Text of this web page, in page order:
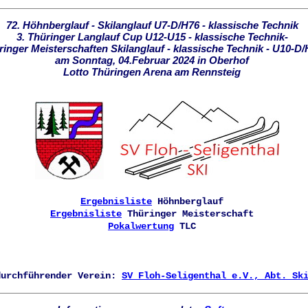
72. Höhnberglauf - Skilanglauf U7-D/H76 - klassische Technik
3. Thüringer Langlauf Cup U12-U15 - klassische Technik-
Meisterschaften Skilanglauf - klassische Technik - U10-D/
am Sonntag, 04.Februar 2024 in Oberhof
Lotto Thüringen Arena am Rennsteig
Ergebnisliste Höhnberglauf
Ergebnisliste Thüringer Meisterschaft
Pokalwertung TLC
Verein: SV Floh-Seligenthal e.V., Abt. Ski